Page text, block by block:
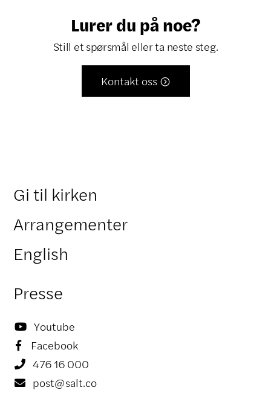
Lurer du på noe?
Still et spørsmål eller ta neste steg.
Kontakt oss 
Gi til kirken
Arrangementer
English
Presse
 Youtube
 Facebook
 476 16 000
 post@salt.co